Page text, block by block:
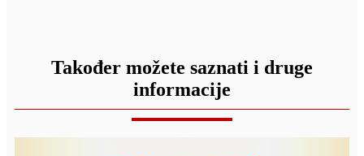
Također možete saznati i druge
informacije